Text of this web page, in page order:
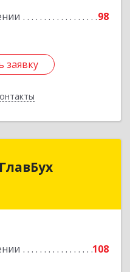
98
заявку
заявку
108
ГлавБух
Респ, Нальчик г,